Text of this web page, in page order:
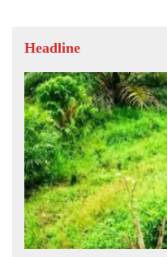
Headline